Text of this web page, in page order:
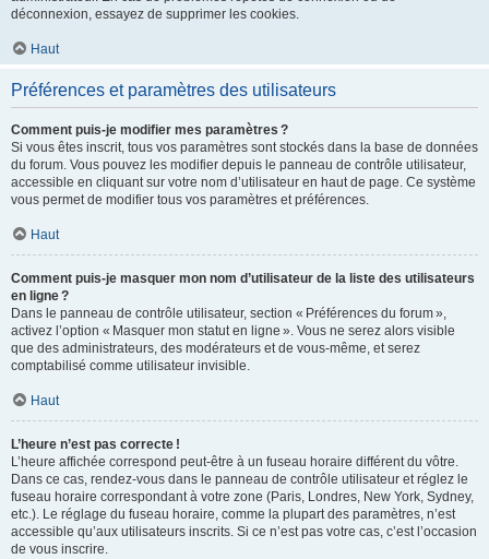
déconnexion, essayez de supprimer les cookies.
Haut
Préférences et paramètres des utilisateurs
Comment puis-je modifier mes paramètres ?
Si vous êtes inscrit, tous vos paramètres sont stockés dans la base de données
du forum. Vous pouvez les modifier depuis le panneau de contrôle utilisateur,
accessible en cliquant sur votre nom d’utilisateur en haut de page. Ce système
vous permet de modifier tous vos paramètres et préférences.
Haut
Comment puis-je masquer mon nom d’utilisateur de la liste des utilisateurs
en ligne ?
Dans le panneau de contrôle utilisateur, section « Préférences du forum »,
activez l’option « Masquer mon statut en ligne ». Vous ne serez alors visible
que des administrateurs, des modérateurs et de vous-même, et serez
comptabilisé comme utilisateur invisible.
Haut
L’heure n’est pas correcte !
L’heure affichée correspond peut-être à un fuseau horaire différent du vôtre.
Dans ce cas, rendez-vous dans le panneau de contrôle utilisateur et réglez le
fuseau horaire correspondant à votre zone (Paris, Londres, New York, Sydney,
etc.). Le réglage du fuseau horaire, comme la plupart des paramètres, n’est
accessible qu’aux utilisateurs inscrits. Si ce n’est pas votre cas, c’est l’occasion
de vous inscrire.